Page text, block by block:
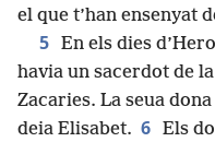
el que t’han ensenyat
5 En els dies
havia un sacerdot de
Zacaries. La seua
deia Elisabet. 6 Els